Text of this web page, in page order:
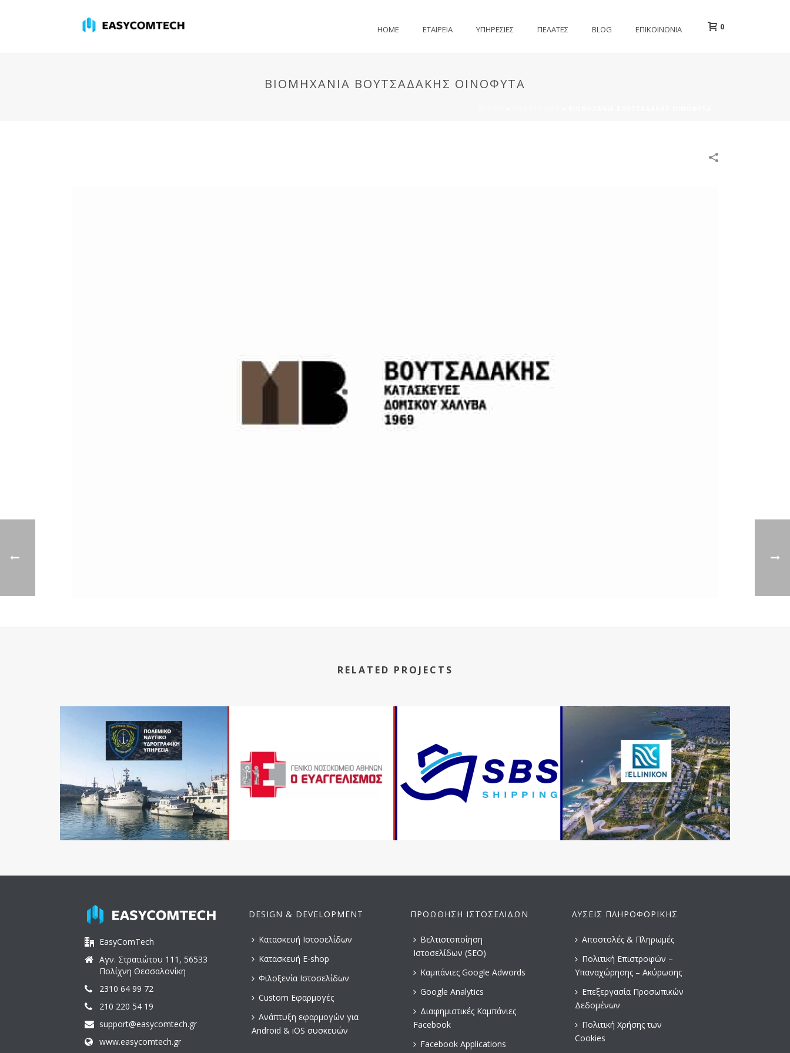
HOME ΕΤΑΙΡΕΙΑ ΥΠΗΡΕΣΙΕΣ ΠΕΛΑΤΕΣ BLOG ΕΠΙΚΟΙΝΩΝΙΑ 0
ΒΙΟΜΗΧΑΝΊΑ ΒΟΥΤΣΑΔΆΚΗΣ ΟΙΝΌΦΥΤΑ
RELATED PROJECTS
EasyComTech
Αγν. Στρατιώτου 111, 56533
Πολίχνη Θεσσαλονίκη
2310 64 99 72
210 220 54 19
support@easycomtech.gr
www.easycomtech.gr
DESIGN & DEVELOPMENT
Κατασκευή Ιστοσελίδων
Κατασκευή E-shop
Φιλοξενία Ιστοσελίδων
Custom Εφαρμογές
Ανάπτυξη εφαρμογών για
Android & iOS συσκευών
ΠΡΟΏΘΗΣΗ ΙΣΤΟΣΕΛΊΔΩΝ
Βελτιστοποίηση
Ιστοσελίδων (SEO)
Καμπάνιες Google Adwords
Google Analytics
Διαφημιστικές Καμπάνιες
Facebook
Facebook Applications
ΛΎΣΕΙΣ ΠΛΗΡΟΦΟΡΙΚΉΣ
Αποστολές & Πληρωμές
Πολιτική Επιστροφών –
Υπαναχώρησης – Ακύρωσης
Επεξεργασία Προσωπικών
Δεδομένων
Πολιτική Χρήσης των
Cookies